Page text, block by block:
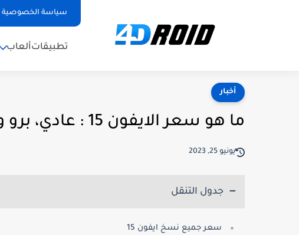
سياسة الخصوصية
تطبيقاتألعاب
أخبار
ما هو سعر الايفون 15 : عادي، برو و برو max ؟
يونيو 25, 2023
جدول التنقل
سعر جميع نسخ ايفون 15